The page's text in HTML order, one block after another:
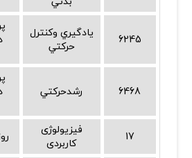
6245
يادگيري وكنترل
حركتي
6468 رشدحركتي
17
فیزیولوژی
کاربردی